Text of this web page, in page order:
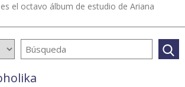
el octavo álbum de estudio de Ariana